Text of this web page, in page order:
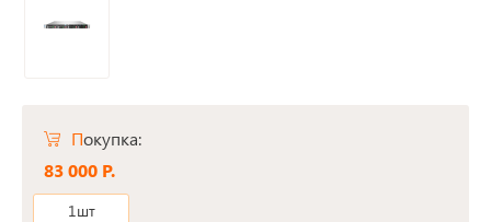
Покупка:
83 000 Р.
1шт